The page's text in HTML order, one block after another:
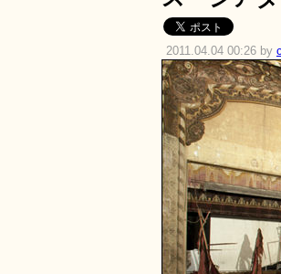
2011.04.04 00:26 by